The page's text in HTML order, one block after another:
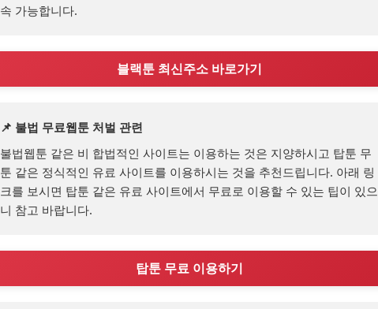
속 가능합니다.
블랙툰 최신주소 바로가기
📌 불법 무료웹툰 처벌 관련
불법웹툰 같은 비 합법적인 사이트는 이용하는 것은 지양하시고 탑툰 무
툰 같은 정식적인 유료 사이트를 이용하시는 것을 추천드립니다. 아래 링
크를 보시면 탑툰 같은 유료 사이트에서 무료로 이용할 수 있는 팁이 있으
니 참고 바랍니다.
탑툰 무료 이용하기